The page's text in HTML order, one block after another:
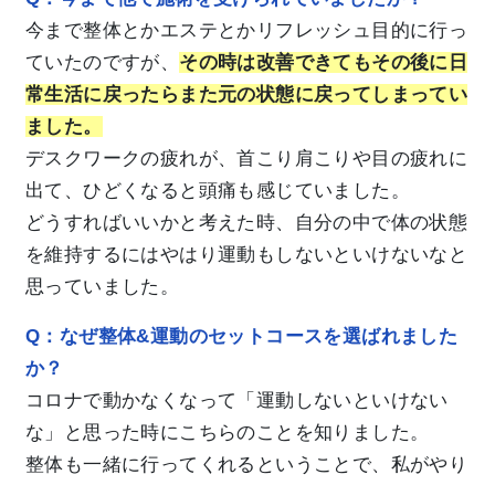
今まで整体とかエステとかリフレッシュ目的に行っ
ていたのですが、 その時は改善できてもその後に日
常生活に戻ったらまた元の状態に戻ってしまってい
ました。
デスクワークの疲れが、首こり肩こりや目の疲れに
出て、ひどくなると頭痛も感じていました。
どうすればいいかと考えた時、自分の中で体の状態
を維持するにはやはり運動もしないといけないなと
思っていました。
Q：なぜ整体&運動のセットコースを選ばれました
か？
コロナで動かなくなって「運動しないといけない
な」と思った時にこちらのことを知りました。
整体も一緒に行ってくれるということで、私がやり